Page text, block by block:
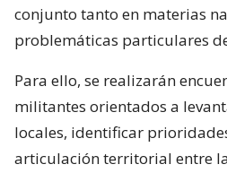
conjunto tanto en materias
problemáticas particulares
Para ello, se realizarán
militantes orientados a
locales, identificar
articulación territorial entre